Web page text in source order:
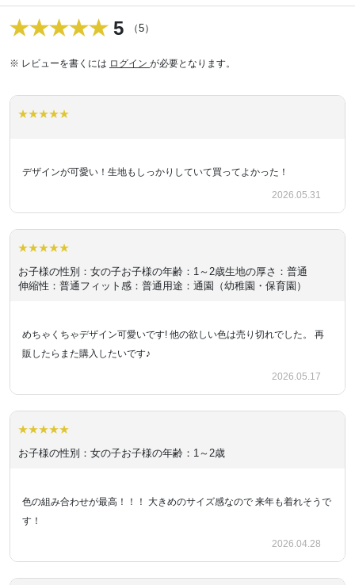
5 （5）
※ レビューを書くには ログイン が必要となります。
デザインが可愛い！生地もしっかりしていて買ってよかった！
2026.05.31
お子様の性別：女の子お子様の年齢：1～2歳生地の厚さ：普通
伸縮性：普通フィット感：普通用途：通園（幼稚園・保育園）
めちゃくちゃデザイン可愛いです! 他の欲しい色は売り切れでした。 再
販したらまた購入したいです♪
2026.05.17
お子様の性別：女の子お子様の年齢：1～2歳
色の組み合わせが最高！！！ 大きめのサイズ感なので 来年も着れそうで
す！
2026.04.28